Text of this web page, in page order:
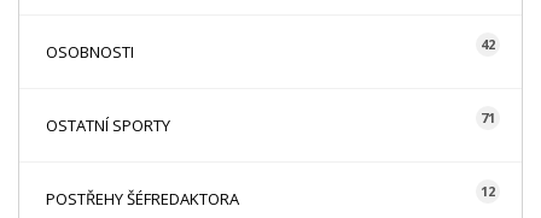
OSOBNOSTI 42
OSTATNÍ SPORTY 71
POSTŘEHY ŠÉFREDAKTORA 12